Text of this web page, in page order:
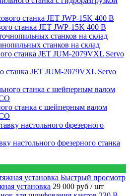
станка JET JWP-15K 400 В
станков на склад
станка JET JUM-2079VXL Servo
станка с шейперным валом
настольного фрезерного станка
Быстрый просмотр
установка 29 000 руб / шт